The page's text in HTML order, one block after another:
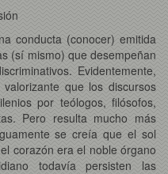
conducta (conocer) emitida
(sí mismo) que desempeñan
Evidentemente,
que los discursos
por teólogos, filósofos,
Pero resulta mucho más
se creía que el sol
corazón era el noble órgano
todavía persisten las